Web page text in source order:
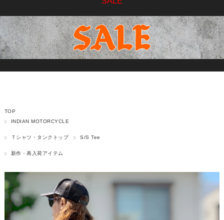
TOP
INDIAN MOTORCYCLE
Ｔシャツ・タンクトップ S/S Tee
新作・再入荷アイテム